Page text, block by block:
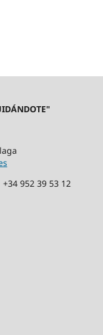
952 39 53 12